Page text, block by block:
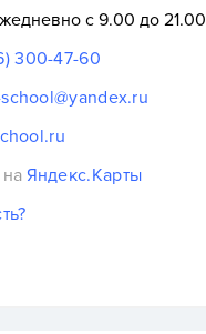
с 9.00 до 21.00
300-47-60
Яндекс.Карты